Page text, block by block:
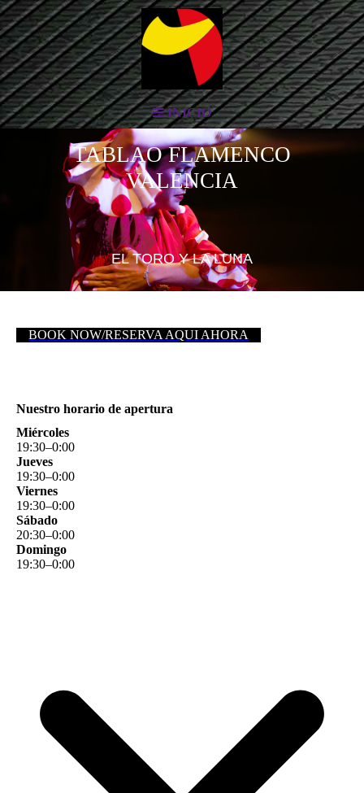
INICIO
TABLAO FLAMENCO
VALENCIA
EL TORO Y LA LUNA
BOOK NOW/RESERVA AQUI AHORA
Nuestro horario de apertura
Miércoles
19:30–0:00
Jueves
19:30–0:00
Viernes
19:30–0:00
Sábado
20:30–0:00
Domingo
19:30–0:00